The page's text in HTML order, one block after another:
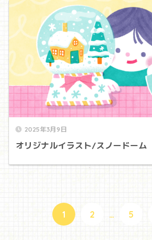
2025年3月9日
オリジナルイラスト/スノードーム
1 2 … 5